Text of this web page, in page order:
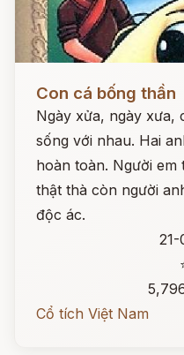
Con cá bống thần
Ngày xửa, ngày xưa,
sống với nhau. Hai
hoàn toàn. Người
thật thà còn người
độc ác.
21-
Cổ tích Việt Nam